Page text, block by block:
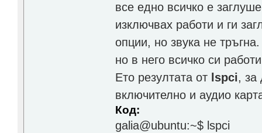
все едно всичко е
изключвах работи и ги
опции, но звука не
но в него всичко си
Ето резултата от lspci, за
включително и аудио
Код:
galia@ubuntu:~$ lspci